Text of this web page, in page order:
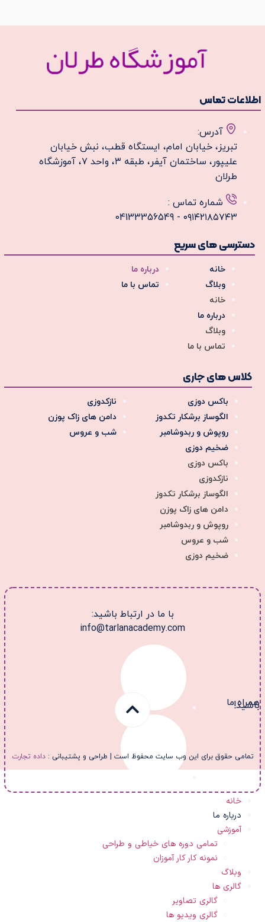
تماس
آدرس:
تبریز، خیابان امام، ایستگاه قطب، نبش خیابان
علیپور، ساختمان آیفر، طبقه ۳، واحد ۷، آموزشگاه
طرلان
شماره تماس :
۰۹۱۴۲۱۸۵۷۴۳ - 04133356549
دسترسی های سریع
خانه
درباره ما
وبلاگ
تماس با ما
خانه
درباره ما
وبلاگ
تماس با ما
کلاس های جاری
باکس دوزی
نازکدوزی
الگوساز برشکار تکدوز
دامن های زاک پوزن
روپوش و ربدوشامبر
شب و عروس
ضخیم دوزی
باکس دوزی
نازکدوزی
الگوساز برشکار تکدوز
دامن های زاک پوزن
روپوش و ربدوشامبر
شب و عروس
ضخیم دوزی
با ما در ارتباط باشید:
info@tarlanacademy.com
ما
تمامی حقوق برای این وب سایت محفوظ است | طراحی و پشتیبانی :داده تجارت
خانه
درباره ما
آموزشی
تمامی دوره های خیاطی و طراحی
نمونه کار کار آموزان
وبلاگ
گالری ها
گالری تصاویر
گالری ویدیو ها